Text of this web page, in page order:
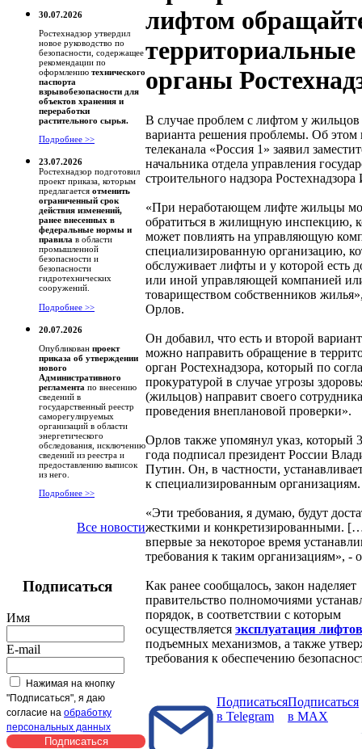
30.07.2026
Ростехнадзор утвердил
новое руководство по
безопасности, содержащее
рекомендации по
оформлению технического
паспорта
взрывобезопасности для
объектов хранения и
переработки
растительного сырья.
Подробнее >>
23.07.2026
Ростехнадзор подготовил
проект приказа, которым
предлагается отменить
ограниченный срок
действия изменений,
ранее внесенных в
федеральные нормы и
правила в области
промышленной
безопасности и
безопасности
гидротехнических
сооружений.
Подробнее >>
20.07.2026
Опубликован проект
приказа об утверждении
нового
Административного
регламента по внесению
сведений в
государственный реестр
саморегулируемых
организаций в области
энергетического
обследования, исключению
сведений из реестра и
предоставлению выписок
из него.
Подробнее >>
Все новости
Подписаться
Имя
E-mail
Нажимая на кнопку
"Подписаться", я даю
согласие на обработку
персональных данных
лифтом
территориальные
органы
В случае проблем с лифтом у жильцов
варианта решения проблемы. Об этом
телеканала «Россия 1» заявил
начальника отдела управления
строительного надзора
«При неработающем лифте жильцы
обратиться в жилищную инспекцию,
может повлиять на управляющую
специализированную организацию,
обслуживает лифты и у которой есть
или иной управляющей компанией
товариществом собственников
Орлов.
Он добавил, что есть и второй
можно направить обращение в
орган Ростехнадзора, который по
прокуратурой в случае угрозы
(жильцов) направит своего
проведения внеплановой проверки».
Орлов также упомянул указ, который
года подписал президент России
Путин. Он, в частности,
к специализированным организациям.
«Эти требования, я думаю, будут
жесткими и конкретизированными.
впервые за некоторое время
требования к таким организациям», -
Как ранее сообщалось, закон наделяет
правительство полномочиями
порядок, в соответствии с которым
осуществляется эксплуатация лифтов
подъемных механизмов, а также
требования к обеспечению
Подписаться
в Telegram
Подписаться
в MAX